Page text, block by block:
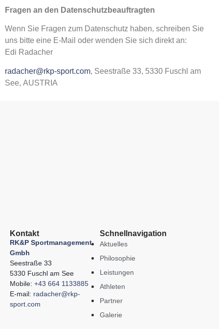
Fragen an den Datenschutzbeauftragten
Wenn Sie Fragen zum Datenschutz haben, schreiben Sie
uns bitte eine E‑Mail oder wenden Sie sich direkt an:
Edi Radacher
radacher@rkp-sport.com, Seestraße 33, 5330 Fuschl am
See, AUSTRIA
Kontakt
RK&P Sportmanagement
Gmbh
Seestraße 33
5330 Fuschl am See
Mobile: +43 664 1133885
E-mail: radacher@rkp-
sport.com
Schnellnavigation
Aktuelles
Philosophie
Leistungen
Athleten
Partner
Galerie